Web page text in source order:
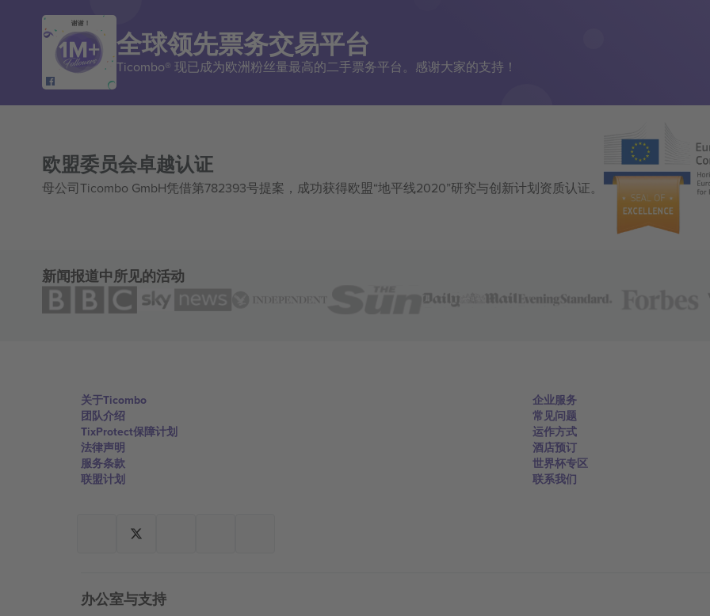
谢谢！
全球领先票务交易平台
Ticombo® 现已成为欧洲粉丝量最高的二手票务平台。感谢大家的支持！
欧盟委员会卓越认证
母公司Ticombo GmbH凭借第782393号提案，成功获得欧盟“地平线2020”研究与创新计划资质认证。
新闻报道中所见的活动
关于Ticombo
团队介绍
TixProtect保障计划
法律声明
服务条款
联盟计划
企业服务
常见问题
运作方式
酒店预订
世界杯专区
联系我们
办公室与支持